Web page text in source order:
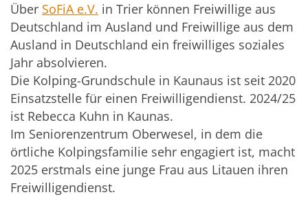
Über SoFiA e.V. in Trier können Freiwillige aus
Deutschland im Ausland und Freiwillige aus dem
Ausland in Deutschland ein freiwilliges soziales
Jahr absolvieren.
Die Kolping-Grundschule in Kaunaus ist seit 2020
Einsatzstelle für einen Freiwilligendienst. 2024/25
ist Rebecca Kuhn in Kaunas.
Im Seniorenzentrum Oberwesel, in dem die
örtliche Kolpingsfamilie sehr engagiert ist, macht
2025 erstmals eine junge Frau aus Litauen ihren
Freiwilligendienst.